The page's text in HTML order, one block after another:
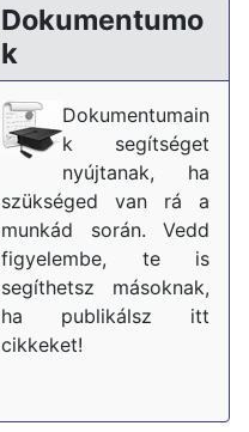
Dokumentumo
k
Dokumentumain
k segítséget
nyújtanak, ha
szükséged van rá a
munkád során. Vedd
figyelembe, te is
segíthetsz másoknak,
ha publikálsz itt
cikkeket!